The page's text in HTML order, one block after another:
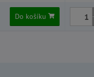
Do košíku